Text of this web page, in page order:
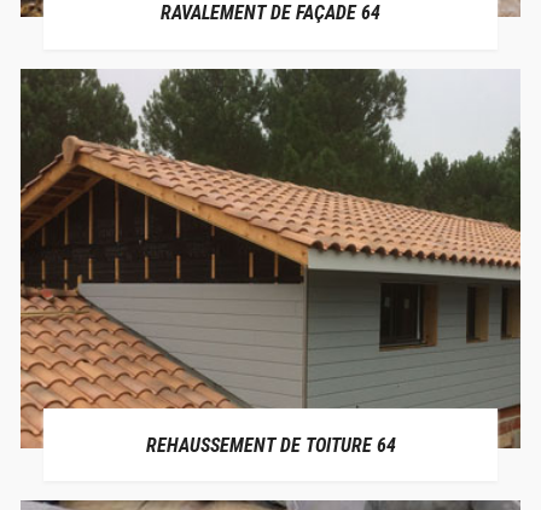
RAVALEMENT DE FAÇADE 64
REHAUSSEMENT DE TOITURE 64